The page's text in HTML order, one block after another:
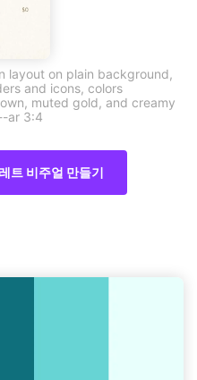
layout on plain background,
and icons, colors
muted gold, and creamy
ar 3:4
트 비주얼 만들기